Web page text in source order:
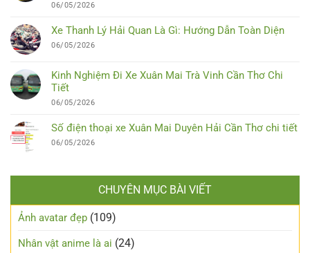
06/05/2026
Xe Thanh Lý Hải Quan Là Gì: Hướng Dẫn Toàn Diện
06/05/2026
Kinh Nghiệm Đi Xe Xuân Mai Trà Vinh Cần Thơ Chi
Tiết
06/05/2026
Số điện thoại xe Xuân Mai Duyên Hải Cần Thơ chi tiết
06/05/2026
CHUYÊN MỤC BÀI VIẾT
Ảnh avatar đẹp (109)
Nhân vật anime là ai (24)